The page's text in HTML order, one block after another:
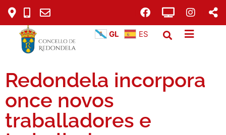
GL ES
Redondela incorpora
once novos
traballadores e